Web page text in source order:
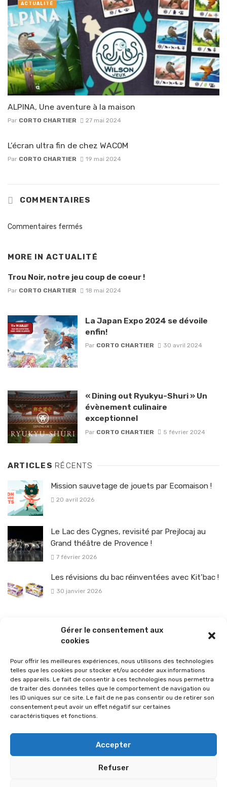
Gérer le consentement aux
cookies
Pour offrir les meilleures expériences, nous utilisons des technologies
telles que les cookies pour stocker et/ou accéder aux informations
des appareils. Le fait de consentir à ces technologies nous permettra
de traiter des données telles que le comportement de navigation ou
les ID uniques sur ce site. Le fait de ne pas consentir ou de retirer son
consentement peut avoir un effet négatif sur certaines
caractéristiques et fonctions.
Accepter
Refuser
ALPINA, Une aventure à la maison
Par CORTO CHARTIER 27 mai 2024
ACTUALITÉ
L’écran ultra fin de chez WACOM
Par CORTO CHARTIER 19 mai 2024
COMMENTAIRES
Commentaires fermés
MORE IN ACTUALITÉ
Trou Noir, notre jeu coup de coeur !
Par CORTO CHARTIER 18 mai 2024
La Japan Expo 2024 se dévoile
enfin!
Par CORTO CHARTIER 30 avril 2024
« Dining out Ryukyu-Shuri » Un
évènement culinaire
exceptionnel
Par CORTO CHARTIER 5 février 2024
ARTICLES RÉCENTS
Mission sauvetage de jouets par Ecomaison !
20 avril 2026
Le Lac des Cygnes, revisité par Prejlocaj au
Grand théâtre de Provence !
7 février 2026
Les révisions du bac réinventées avec Kit’bac !
30 janvier 2026